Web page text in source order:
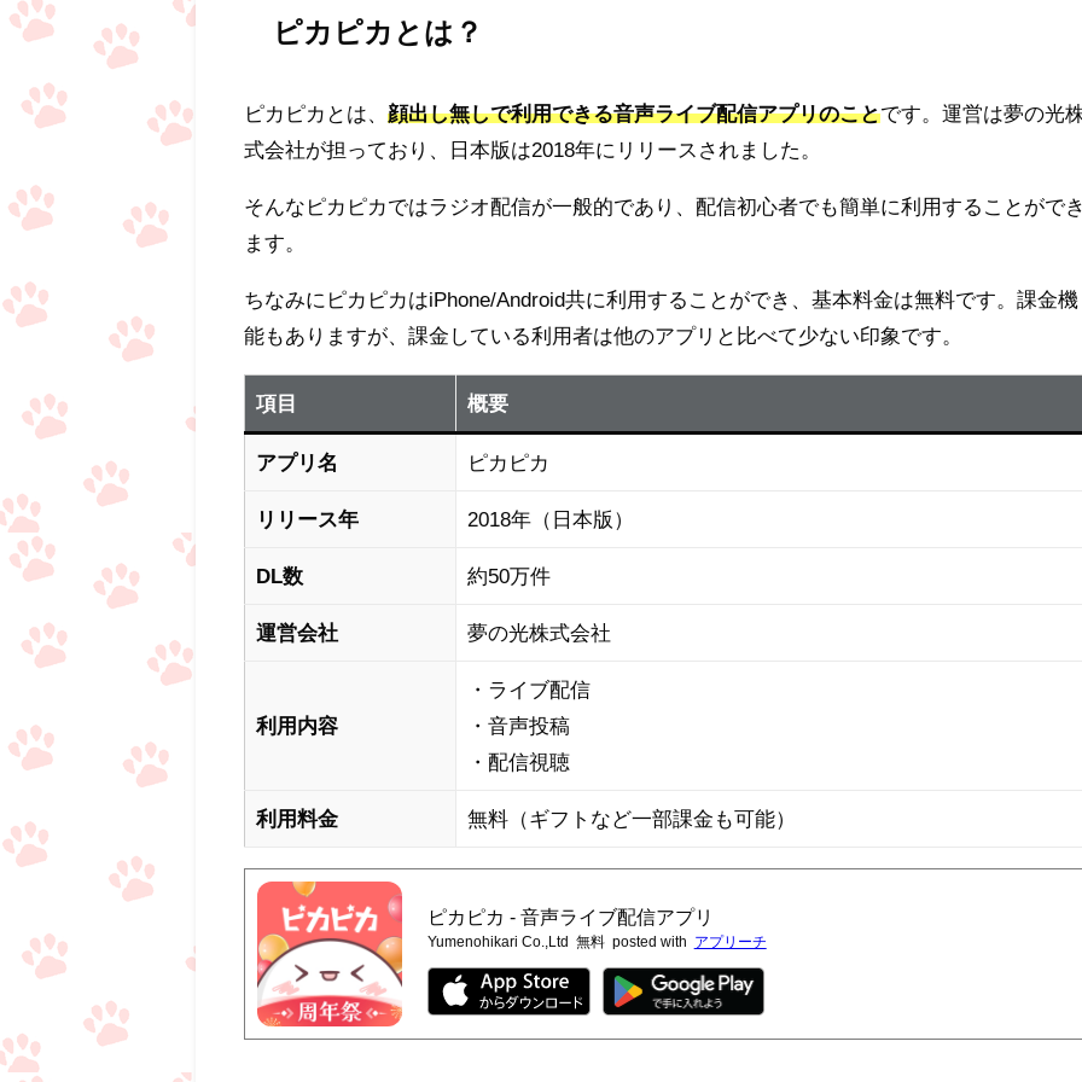
ピカピカとは？
ピカピカとは、顔出し無しで利用できる音声ライブ配信アプリのことです。運営は夢の光
式会社が担っており、日本版は2018年にリリースされました。
そんなピカピカではラジオ配信が一般的であり、配信初心者でも簡単に利用することがで
ます。
ちなみにピカピカはiPhone/Android共に利用することができ、基本料金は無料です。課金機
能もありますが、課金している利用者は他のアプリと比べて少ない印象です。
項目 概要
アプリ名 ピカピカ
リリース年 2018年（日本版）
DL数 約50万件
運営会社 夢の光株式会社
利用内容
・ライブ配信
・音声投稿
・配信視聴
利用料金 無料（ギフトなど一部課金も可能）
ピカピカ - 音声ライブ配信アプリ
Yumenohikari Co.,Ltd 無料 posted with アプリーチ